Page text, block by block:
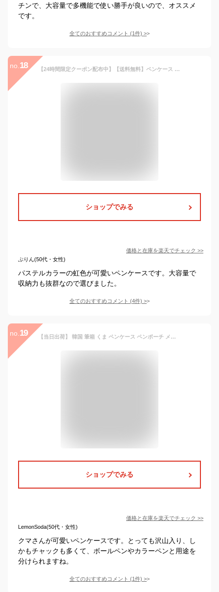
チンで、大容量で多機能で使い勝手が良いので、オススメ
です。
全てのおすすめコメント (1件) >
no. 18 【24時間限定クーポン配布中】【送料無料】ペンケース 大容量 おしゃれ 高校生 シンプル 韓国 小学生 中学生 女の子 筆箱 かわいい 多機能 文房具 筆記用具 コスメポーチ 入学祝い プレゼント 虹 流星 SSS
ショップでみる
価格と在庫を楽天でチェック >>
ぷりん(50代・女性)
パステルカラーの虹色が可愛いペンケースです。大容量で
収納力も抜群なので選びました。
全てのおすすめコメント (4件) >
no. 19 【当日出荷】 韓国 筆箱 くま ペンケース ペンポーチ メイクポーチ 化粧ポーチ ファスナー 大容量 マチあり レディース 女の子 中学生 高校生 クマ かわいい 可愛い 学生 クリーム ピンク milkjoy 大容量！可愛い布製のペンポーチ♪沢山入るポーチをお探しの方に！(全3種)
ショップでみる
価格と在庫を楽天でチェック >>
LemonSoda(50代・女性)
クマさんが可愛いペンケースです。とっても沢山入り、し
かもチャックも多くて、ボールペンやカラーペンと用途を
分けられますね。
全てのおすすめコメント (1件) >